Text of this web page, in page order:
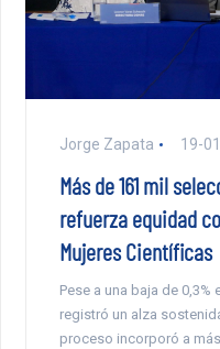
Jorge Zapata 19-
Más de 161 mil
refuerza equidad
Mujeres Científicas
Pese a una baja de
registró un alza
proceso incorporó a